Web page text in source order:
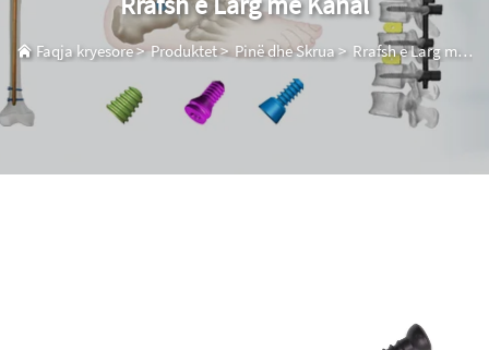
Faqja kryesore>Produktet> Pinë dhe Skrua> Rrafsh e Larg me Kanal